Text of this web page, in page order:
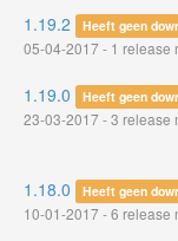
1.19.2 Heeft geen
05-04-2017 - 1 release
1.19.0 Heeft geen
23-03-2017 - 3 release
1.18.0 Heeft geen
10-01-2017 - 6 release